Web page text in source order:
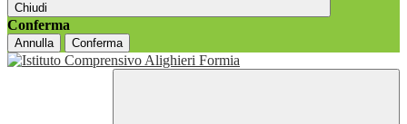
Chiudi
Conferma
Annulla Conferma